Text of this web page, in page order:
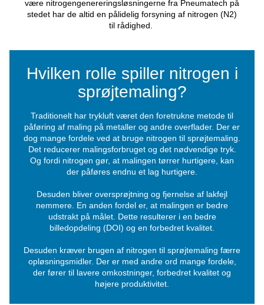
Du får aldrig en ekstra chance for at gøre et
førstehåndsindtryk. Dette gælder også for
For at sikre, at det ikke sker, vender flere og
professionelle sprøjtemalere sig til nitrogen. Og
være nitrogengenereringsløsningernefra
stedet har de altid en pålidelig forsyning af
til rådighed.
Hvilken rolle spiller
sprøjtemaling?
Traditionelt har trykluft været den foretrukne
påføring af maling på metaller og andre
dog mange fordele ved at bruge nitrogen til